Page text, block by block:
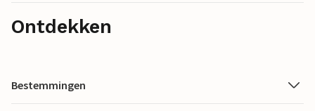
Ontdekken
Bestemmingen